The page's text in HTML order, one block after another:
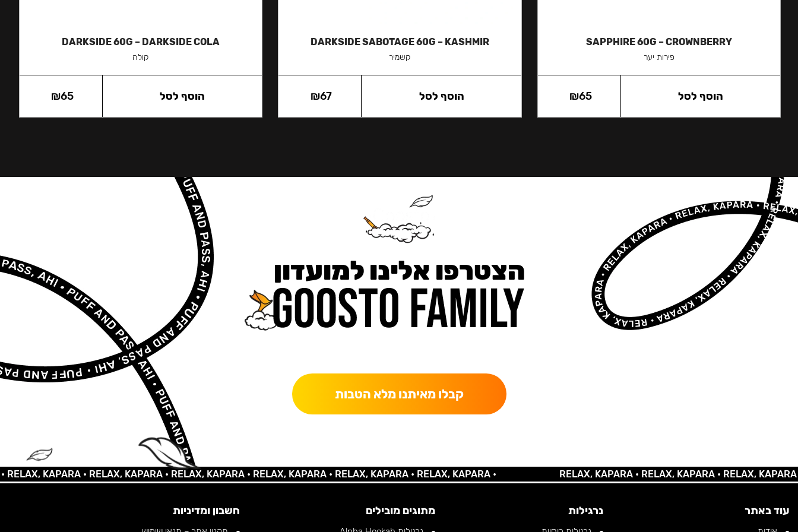
SAPPHIRE 60G – CROWNBERRY
פירות יער
₪65 הוסף לסל
DARKSIDE SABOTAGE 60G – KASHMIR
קשמיר
₪67 הוסף לסל
DARKSIDE 60G – DARKSIDE COLA
קולה
₪65 הוסף לסל
הצטרפו אלינו למועדון
קבלו מאיתנו מלא הטבות
KAPARA •RELAX, KAPARA •RELAX, KAPARA •RELAX, KAPARA •RELAX, KAPARA •RELAX, KAPARA • RELAX, KAPARA •RELAX, KAPARA •RELAX, KAPARA •
עוד באתר נרגילות מתוגים מובילים חשבון ומדיניות